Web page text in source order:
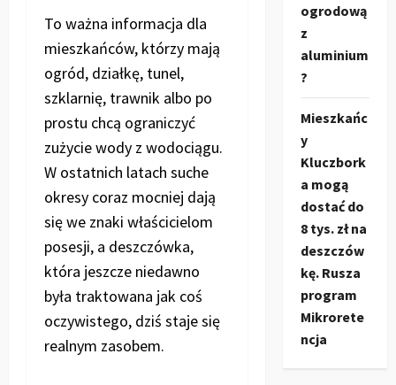
To ważna informacja dla
mieszkańców, którzy mają
ogród, działkę, tunel,
szklarnię, trawnik albo po
prostu chcą ograniczyć
zużycie wody z wodociągu.
W ostatnich latach suche
okresy coraz mocniej dają
się we znaki właścicielom
posesji, a deszczówka,
która jeszcze niedawno
była traktowana jak coś
oczywistego, dziś staje się
realnym zasobem.
ogrodową
z
aluminium
?
Mieszkańc
y
Kluczbork
a mogą
dostać do
8 tys. zł na
deszczów
kę. Rusza
program
Mikrorete
ncja